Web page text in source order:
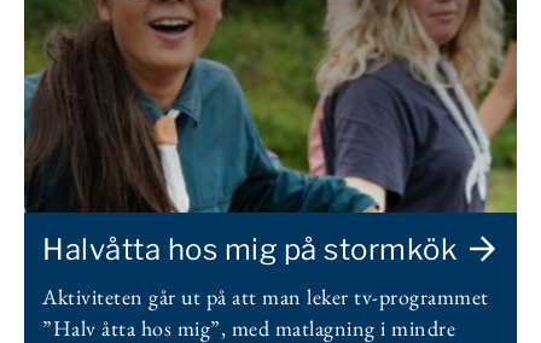
Halvåtta hos mig på stormkök
Aktiviteten går ut på att man leker tv-programmet
”Halv åtta hos mig”, med matlagning i mindre